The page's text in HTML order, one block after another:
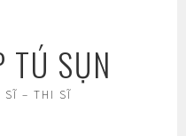
TÚ SỤN
SĨ – THI SĨ